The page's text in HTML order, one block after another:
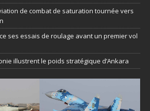
de combat de saturation tournée vers
ses essais de roulage avant un premier vol
illustrent le poids stratégique d’Ankara